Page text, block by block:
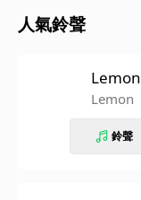
人氣鈴聲
Lemon
Lemon
鈴聲